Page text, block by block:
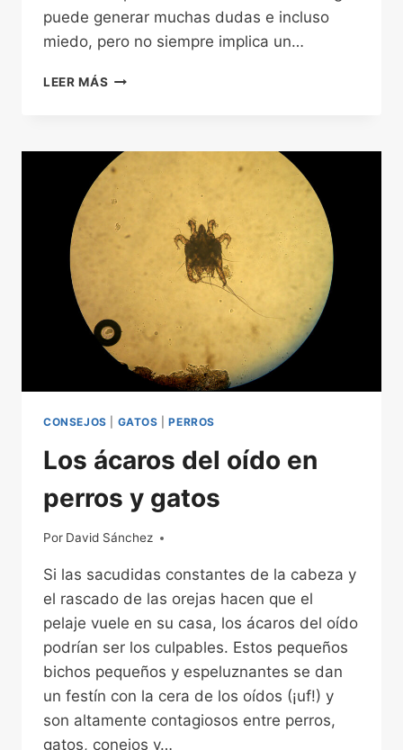
puede generar muchas dudas e incluso
miedo, pero no siempre implica un…
LEER MÁS SOPLO
QUÉ
ES,
SÍNTOMAS
CUÁNDO
ES
CONSEJOS GATOS |PERROS
Los ácaros del oído en
perros y gatos
Por David Sánchez
28/01/2026
Si las sacudidas constantes de la cabeza y
el rascado de las orejas hacen que el
pelaje vuele en su casa, los ácaros del oído
podrían ser los culpables. Estos pequeños
bichos pequeños y espeluznantes se dan
un festín con la cera de los oídos (¡uf!) y
son altamente contagiosos entre perros,
gatos, conejos y…